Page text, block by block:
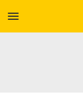
menu